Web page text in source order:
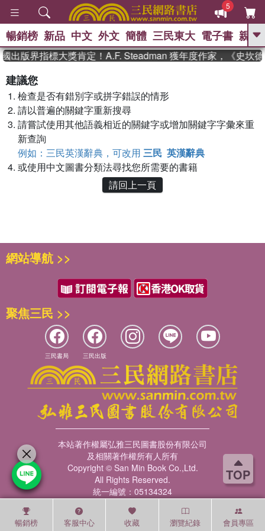
TOP
5
GO
史是一群喵 、
獎 臺灣漫遊錄
登輝時代 、 數學女孩：黎曼猜想 、
暢銷榜 新品 中文 外文 簡體 三民東大 電子書 親子
出版界指標大獎肯定！A.F. Steadman 獲年度作家，《史坎
建議您
檢查是否有錯別字或拼字錯誤的情形
請以普遍的關鍵字重新搜尋
請嘗試使用其他語義相近的關鍵字或增加關鍵字字彙來重
新查詢
例如：三民英漢辭典，可改用 三民 英漢辭典
或使用中文圖書分類法尋找您所需要的書籍
請回上一頁
暢銷榜 客服中心 收藏 瀏覽紀錄 會員專區
網站導航 >>
聚焦三民 >>
三民書局 三民出版
本站著作權屬弘雅三民圖書股份有限公司
及相關著作權所有人所有
Copyright © San Min Book Co.,Ltd.
All Rights Reserved.
統一編號：05134324